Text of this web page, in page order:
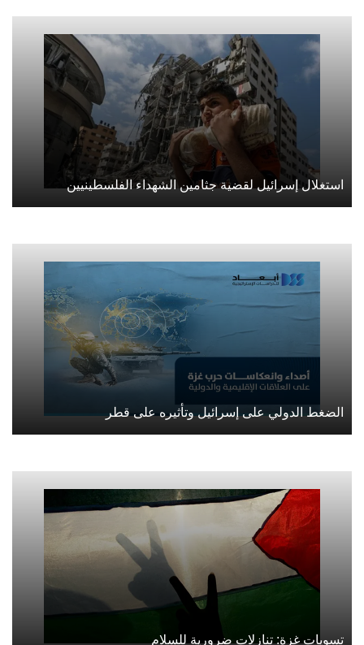
استغلال إسرائيل لقضية جثامين الشهداء الفلسطينيين
الضغط الدولي على إسرائيل وتأثيره على قطر
تسويات غزة: تنازلات ضرورية للسلام